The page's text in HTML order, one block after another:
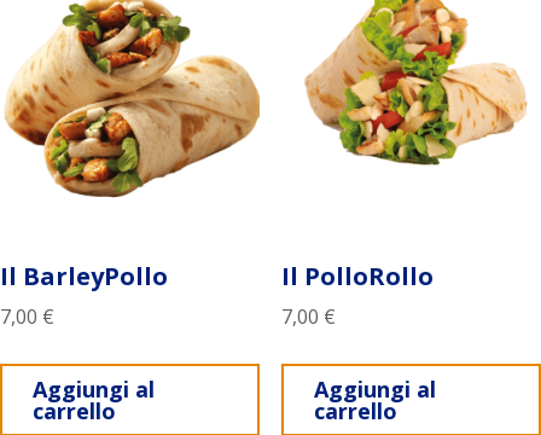
Il BarleyPollo
7,00 €
Aggiungi al
carrello
Il PolloRollo
7,00 €
Aggiungi al
carrello